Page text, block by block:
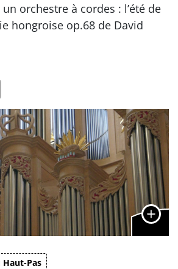
orchestre à cordes : l’été de
hongroise op.68 de David
Haut-Pas